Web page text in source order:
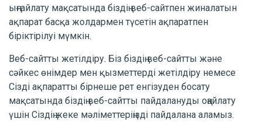
ыңғайлату мақсатында біздің веб-сайтпен жиналатын
ақпарат басқа жолдармен түсетін ақпаратпен
біріктірілуі мүмкін.
Веб-сайтты жетілдіру. Біз біздің веб-сайтты және
сәйкес өнімдер мен қызметтерді жетілдіру немесе
Сізді ақпаратты бірнеше рет енгізуден босату
мақсатында біздің веб-сайтты пайдалануды оңайлату
үшін Сіздің жеке мәліметтеріңізді пайдалана аламыз.